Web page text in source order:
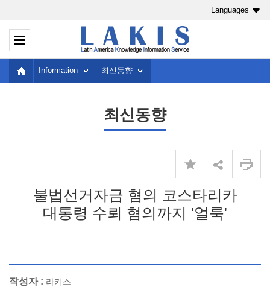
Languages
Information 최신동향
최신동향
불법선거자금 혐의 코스타리카
대통령 수뢰 혐의까지 '얼룩'
작성자 : 라키스